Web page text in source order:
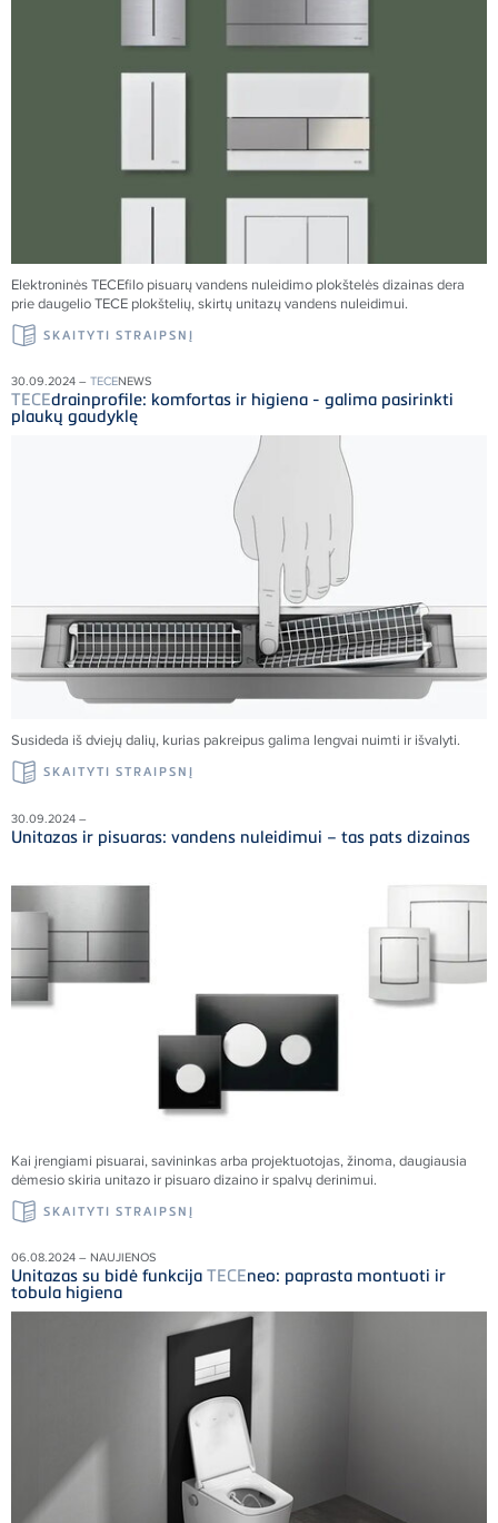
Elektroninės TECEfilo pisuarų vandens nuleidimo plokštelės dizainas dera
prie daugelio TECE plokštelių, skirtų unitazų vandens nuleidimui.
SKAITYTI STRAIPSNĮ
30.09.2024 – TECENEWS
TECEdrainprofile: komfortas ir higiena - galima pasirinkti
plaukų gaudyklę
Susideda iš dviejų dalių, kurias pakreipus galima lengvai nuimti ir išvalyti.
SKAITYTI STRAIPSNĮ
30.09.2024 –
Unitazas ir pisuaras: vandens nuleidimui – tas pats dizainas
Kai įrengiami pisuarai, savininkas arba projektuotojas, žinoma, daugiausia
dėmesio skiria unitazo ir pisuaro dizaino ir spalvų derinimui.
SKAITYTI STRAIPSNĮ
06.08.2024 – NAUJIENOS
Unitazas su bidė funkcija TECEneo: paprasta montuoti ir
tobula higiena